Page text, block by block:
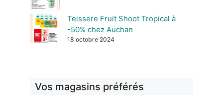
Teissere Fruit Shoot Tropical à
-50% chez Auchan
18 octobre 2024
Vos magasins préférés